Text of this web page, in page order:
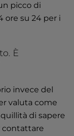
picco di
ore su 24 per i
È
invece del
valuta come
di sapere
contattare